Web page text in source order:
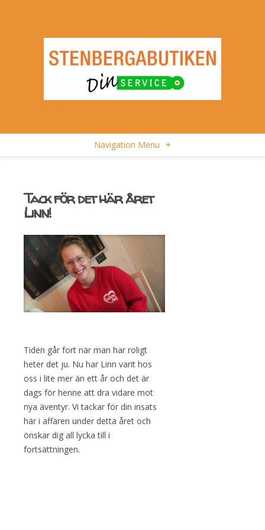
Navigation Menu +
Tack för det här året
Linn!
Tiden går fort när man har roligt
heter det ju. Nu har Linn varit hos
oss i lite mer än ett år och det är
dags för henne att dra vidare mot
nya äventyr. Vi tackar för din insats
här i affären under detta året och
önskar dig all lycka till i
fortsättningen.